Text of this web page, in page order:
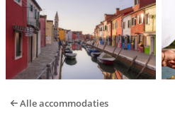
Alle accommodaties